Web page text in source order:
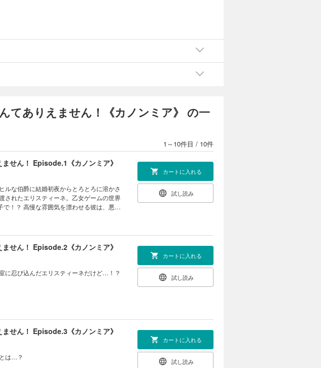
てありえません！《カノンミア》 の一
1～10件目 / 10件
せん！ Episode.1《カノンミア》
な伯爵に結婚初夜からとろとろに溶かさ
！？ 高慢な雰囲気を漂わせる彼は、悪役
。 こんなはしたない姿、
ール）な彼との、寵愛（！？）ロマンス開幕です♪
カートに入れる
試し読み
せん！ Episode.2《カノンミア》
に忍び込んだエリスティーネだけど…！？
カートに入れる
試し読み
せん！ Episode.3《カノンミア》
は…？
カートに入れる
試し読み